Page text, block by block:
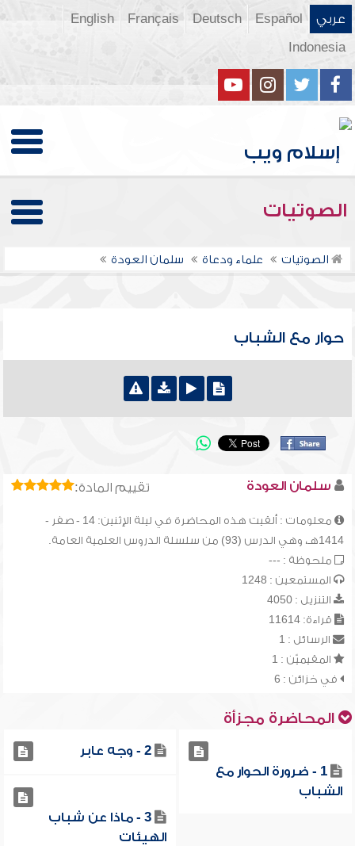
عربي Español
Deutsch
Français
English
Indonesia
الصوتيات
الصوتيات علماء ودعاة سلمان العودة
حوار مع الشباب
تقييم المادة: سلمان العودة
معلومات : ألقيت هذه المحاضرة في ليلة الإثنين: 14 - صفر -
1414هـ، وهي الدرس (93) من سلسلة الدروس العلمية العامة.
ملحوظة : ---
المستمعين : 1248
التنزيل : 4050
قراءة: 11614
الرسائل : 1
المقيميّن : 1
في خزائن : 6
المحاضرة مجزأة
1 - ضرورة الحوار مع
الشباب
2 - وجه عابر
3 - ماذا عن شباب
الهيئات